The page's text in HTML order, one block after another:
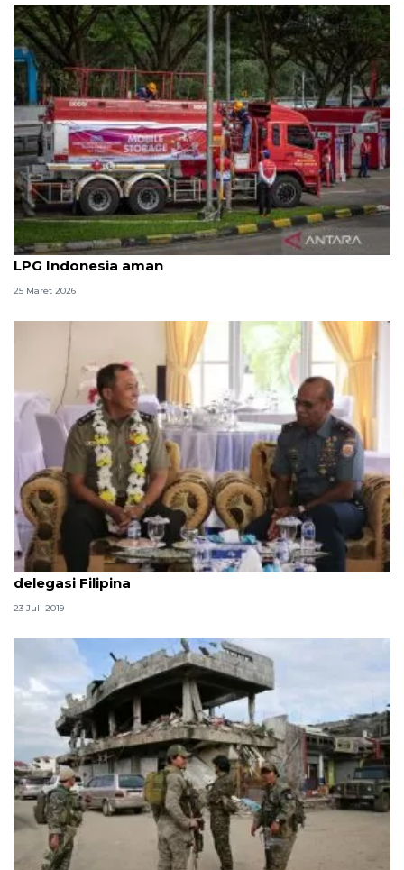
Filipina darurat energi, KESDM: Pasokan BBM dan
LPG Indonesia aman
25 Maret 2026
Komandan Pangkalan TNI AL VIII/Manado sambut
delegasi Filipina
23 Juli 2019